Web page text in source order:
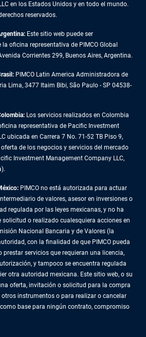
en los Estados Unidos y en todo el mundo.
reservados.
Este sitio web puede ser
oficina representativa de PIMCO Global
Corrientes 299, Buenos Aires, Argentina.
PIMCO Latin America Administradora de
Lima, 3477 Itaim Bibi, São Paulo - SP 04538-
Los servicios realizados en Colombia
representativa de Pacific Investment
ubicada en Carrera 7 No. 71-52 TB Piso 9,
de los negocios y servicios del mercado
Investment Management Company LLC,
PIMCO no está autorizada para actuar
de valores, asesor en inversiones o
regulada por las leyes mexicanas, y no ha
o realizado cualesquiera acciones en
Nacional Bancaria y de Valores (la
con la finalidad de que PIMCO pueda
prestar servicios que requieran una licencia,
y tampoco se encuentra regulada
otra autoridad mexicana. Este sitio web, o su
oferta, invitación o solicitud para la compra
instrumentos o para realizar o cancelar
base para ningún contrato, compromiso